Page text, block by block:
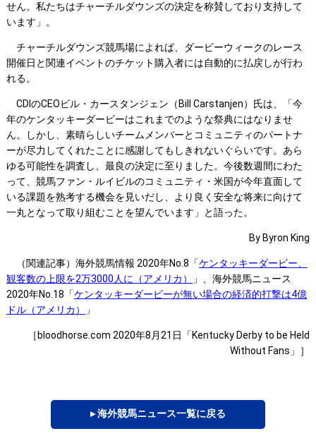
せん。私たちはチャーチルダウンズの決定を称賛しており支持して
います」。
チャーチルダウンズ競馬場によれば、ダービーウィークのレース
開催日と関連イベントのチケット購入者には自動的に払戻しが行わ
れる。
CDIのCEOビル・カースタンジェン（Bill Carstanjen）氏は、「今
年のケンタッキーダービーはこれまでのような祭典にはなりませ
ん。しかし、素晴らしいチームメンバーとコミュニティのパートナ
ーが尽力してくれたことに感謝してもしきれないぐらいです。あら
ゆる可能性を調査し、最良の決定に至りました。今後数週間にわた
って、競馬ファン・ルイビルのコミュニティ・米国が今年直面して
いる課題を熟考する機会を見いだし、より良く安全な将来に向けて
一丸となって取り組むことを望んでいます」と語った。
By Byron King
（関連記事）海外競馬情報 2020年No.8「ケンタッキーダービー、
観客数の上限を2万3000人に（アメリカ）
」、海外競馬ニュース
2020年No.18「ケンタッキーダービーが無い場合の経済的打撃は4億
ドル（アメリカ）
」
［bloodhorse.com 2020年8月21日「Kentucky Derby to be Held
Without Fans」］
▸ 海外競馬ニュース一覧に戻る